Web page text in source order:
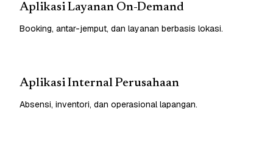
Aplikasi Layanan On-Demand
Booking, antar-jemput, dan layanan berbasis lokasi.
Aplikasi Internal Perusahaan
Absensi, inventori, dan operasional lapangan.